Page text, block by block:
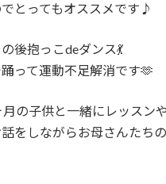
とってもオススメです♪
後抱っこdeダンス💃
って運動不足解消です🫶
の子供と一緒にレッスン
をしながらお母さんたち